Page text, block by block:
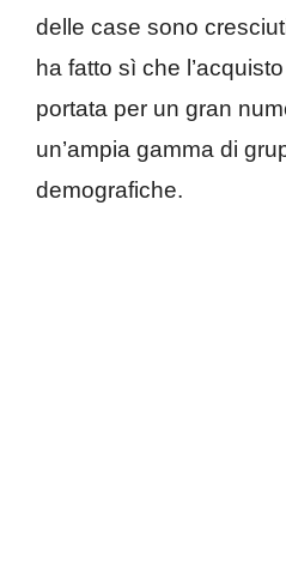
delle case sono
ha fatto sì che
portata per un gran
un’ampia gamma di
demografiche.